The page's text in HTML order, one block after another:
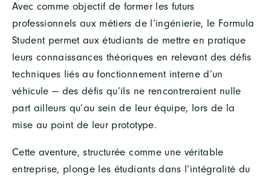
Avec comme objectif de former les futurs
professionnels aux métiers de l’ingénierie, le Formula
Student permet aux étudiants de mettre en pratique
leurs connaissances théoriques en relevant des défis
techniques liés au fonctionnement interne d’un
véhicule — des défis qu’ils ne rencontreraient nulle
part ailleurs qu’au sein de leur équipe, lors de la
mise au point de leur prototype.
Cette aventure, structurée comme une véritable
entreprise, plonge les étudiants dans l’intégralité du